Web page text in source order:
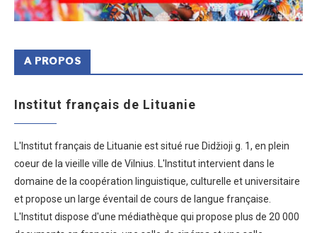
A PROPOS
Institut français de Lituanie
L'Institut français de Lituanie est situé rue Didžioji g. 1, en plein
coeur de la vieille ville de Vilnius. L'Institut intervient dans le
domaine de la coopération linguistique, culturelle et universitaire
et propose un large éventail de cours de langue française.
L'Institut dispose d'une médiathèque qui propose plus de 20 000